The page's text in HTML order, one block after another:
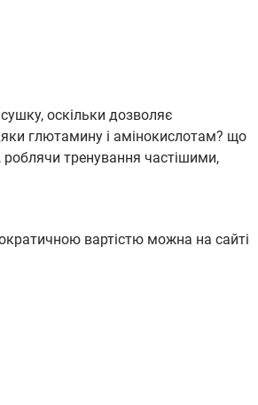
оскільки дозволяє
глютамину і амінокислотам? що
тренування частішими,
вартістю можна на сайті